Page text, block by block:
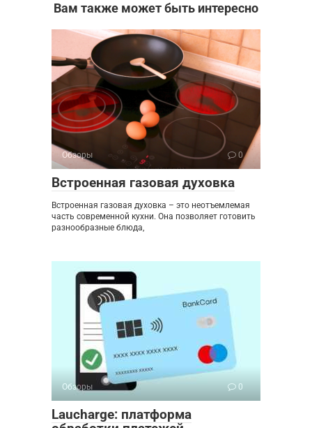
Вам также может быть интересно
Обзоры 0
Встроенная газовая духовка
Встроенная газовая духовка – это неотъемлемая
часть современной кухни. Она позволяет готовить
разнообразные блюда,
Обзоры 0
Laucharge: платформа